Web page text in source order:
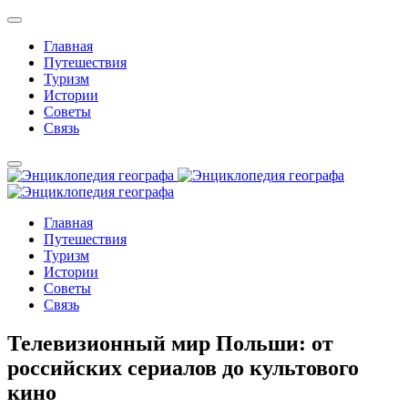
Главная
Путешествия
Туризм
Истории
Советы
Связь
Главная
Путешествия
Туризм
Истории
Советы
Связь
Телевизионный мир Польши: от
российских сериалов до культового
кино